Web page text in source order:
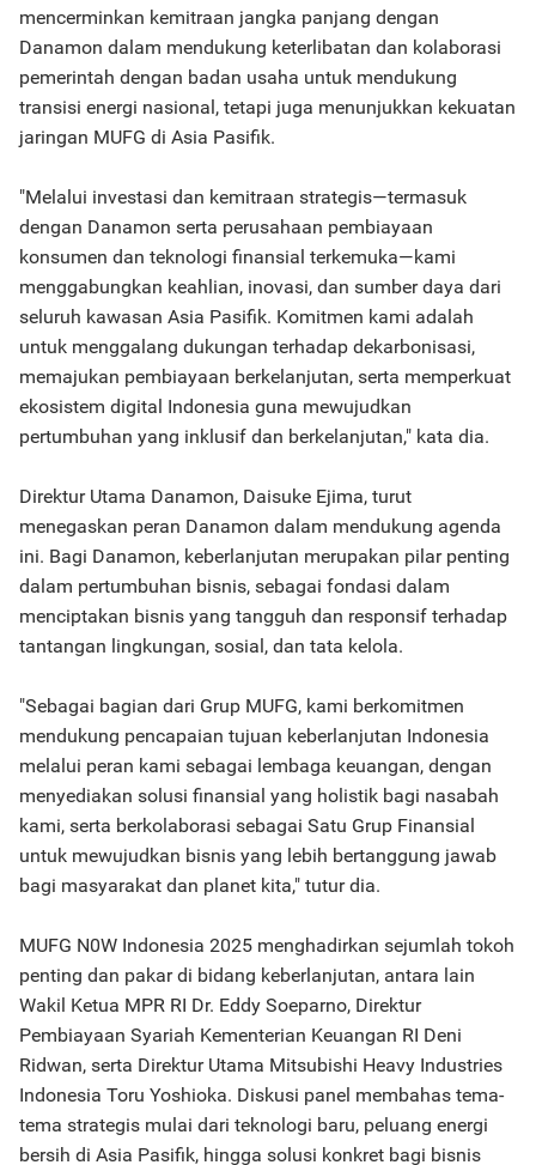
mencerminkan kemitraan jangka panjang dengan
Danamon dalam mendukung keterlibatan dan kolaborasi
pemerintah dengan badan usaha untuk mendukung
transisi energi nasional, tetapi juga menunjukkan kekuatan
jaringan MUFG di Asia Pasifik.
"Melalui investasi dan kemitraan strategis—termasuk
dengan Danamon serta perusahaan pembiayaan
konsumen dan teknologi finansial terkemuka—kami
menggabungkan keahlian, inovasi, dan sumber daya dari
seluruh kawasan Asia Pasifik. Komitmen kami adalah
untuk menggalang dukungan terhadap dekarbonisasi,
memajukan pembiayaan berkelanjutan, serta memperkuat
ekosistem digital Indonesia guna mewujudkan
pertumbuhan yang inklusif dan berkelanjutan," kata dia.
Direktur Utama Danamon, Daisuke Ejima, turut
menegaskan peran Danamon dalam mendukung agenda
ini. Bagi Danamon, keberlanjutan merupakan pilar penting
dalam pertumbuhan bisnis, sebagai fondasi dalam
menciptakan bisnis yang tangguh dan responsif terhadap
tantangan lingkungan, sosial, dan tata kelola.
"Sebagai bagian dari Grup MUFG, kami berkomitmen
mendukung pencapaian tujuan keberlanjutan Indonesia
melalui peran kami sebagai lembaga keuangan, dengan
menyediakan solusi finansial yang holistik bagi nasabah
kami, serta berkolaborasi sebagai Satu Grup Finansial
untuk mewujudkan bisnis yang lebih bertanggung jawab
bagi masyarakat dan planet kita," tutur dia.
MUFG N0W Indonesia 2025 menghadirkan sejumlah tokoh
penting dan pakar di bidang keberlanjutan, antara lain
Wakil Ketua MPR RI Dr. Eddy Soeparno, Direktur
Pembiayaan Syariah Kementerian Keuangan RI Deni
Ridwan, serta Direktur Utama Mitsubishi Heavy Industries
Indonesia Toru Yoshioka. Diskusi panel membahas tema-
tema strategis mulai dari teknologi baru, peluang energi
bersih di Asia Pasifik, hingga solusi konkret bagi bisnis